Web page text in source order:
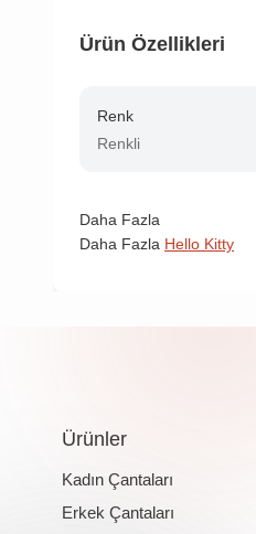
Ürün Özellikleri
Renk
Renkli
Daha Fazla
Daha Fazla Hello Kitty
Ürünler
Kadın Çantaları
Erkek Çantaları